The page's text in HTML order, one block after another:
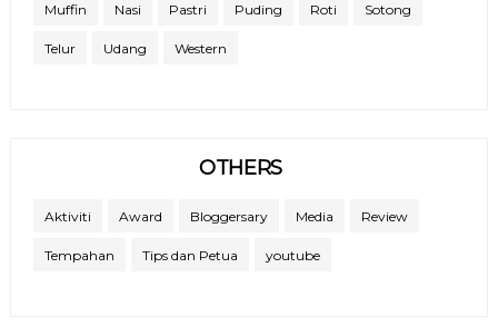
Muffin Nasi Pastri Puding Roti Sotong
Telur Udang Western
OTHERS
Aktiviti Award Bloggersary Media Review
Tempahan Tips dan Petua youtube